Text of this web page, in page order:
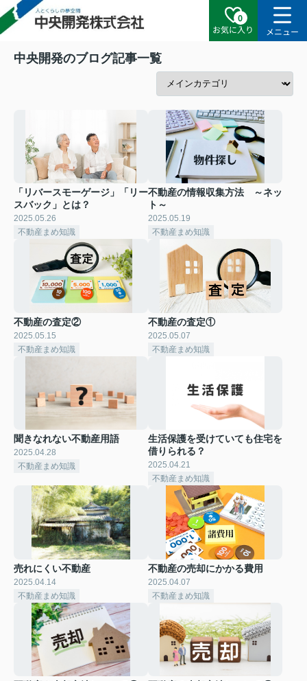
0
お気に入り
メニュー
中央開発のブログ記事一覧
「リバースモーゲージ」「リー
スバック」とは？
2025.05.26
不動産まめ知識
不動産の情報収集方法 ～ネッ
ト～
2025.05.19
不動産まめ知識
不動産の査定②
2025.05.15
不動産まめ知識
不動産の査定①
2025.05.07
不動産まめ知識
聞きなれない不動産用語
2025.04.28
不動産まめ知識
生活保護を受けていても住宅を
借りられる？
2025.04.21
不動産まめ知識
売れにくい不動産
2025.04.14
不動産まめ知識
不動産の売却にかかる費用
2025.04.07
不動産まめ知識